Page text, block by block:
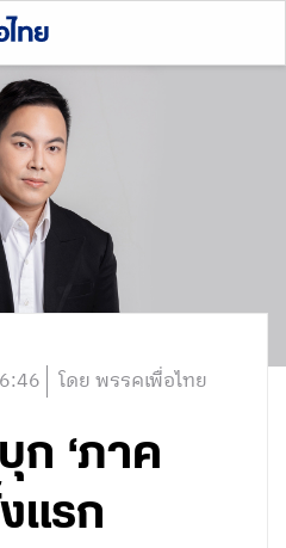
โดย พรรคเพื่อไทย
ก ‘ภาค
แรก